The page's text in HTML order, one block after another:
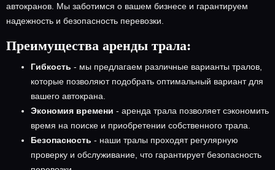
автокранов. Мы заботимся о вашем бизнесе и гарантируем
надежность и безопасность перевозки.
Преимущества аренды трала:
Гибкость - мы предлагаем различные варианты тралов,
которые позволяют подобрать оптимальный вариант для
вашего автокрана.
Экономия времени - аренда трала позволяет сэкономить
время на поиске и приобретении собственного трала.
Безопасность - наши тралы проходят регулярную
проверку и обслуживание, что гарантирует безопасность